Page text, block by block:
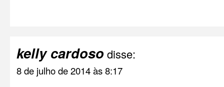
kelly cardoso disse:
8 de julho de 2014 às 8:17